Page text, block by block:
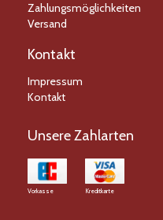
Zahlungsmöglichkeiten
Versand
Kontakt
Impressum
Kontakt
Unsere Zahlarten
Vorkasse Kreditkarte